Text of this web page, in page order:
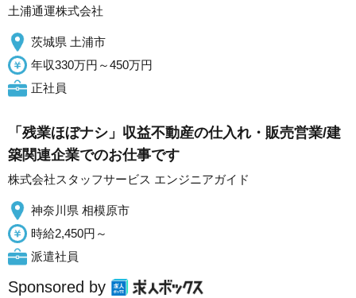
土浦通運株式会社
茨城県 土浦市
年収330万円～450万円
正社員
「残業ほぼナシ」収益不動産の仕入れ・販売営業/建
築関連企業でのお仕事です
株式会社スタッフサービス エンジニアガイド
神奈川県 相模原市
時給2,450円～
派遣社員
Sponsored by